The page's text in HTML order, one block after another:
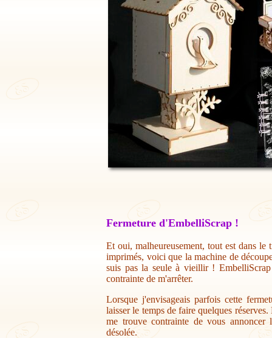
Fermeture d'EmbelliScrap !
Et oui, malheureusement, tout est dans
imprimés, voici que la machine de
suis pas la seule à vieillir !
contrainte de m'arrêter.
Lorsque j'envisageais parfois cette
laisser le temps de faire quelques
me trouve contrainte de vous annoncer
désolée.